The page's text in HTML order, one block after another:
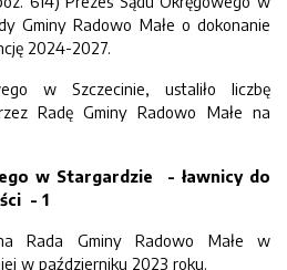
Gminy Radowo Małe o dokonanie
2024-2027.
w Szczecinie, ustaliło liczbę
Radę Gminy Radowo Małe na
w Stargardzie - ławnicy do
- 1
Rada Gminy Radowo Małe w
w październiku 2023 roku.